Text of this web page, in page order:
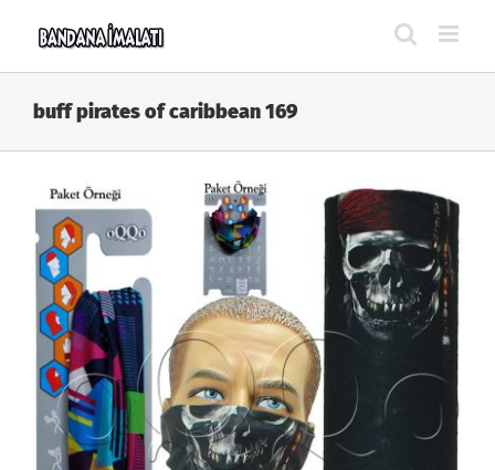
buff pirates of caribbean 169